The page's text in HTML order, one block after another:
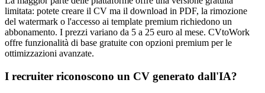
limitata: potete creare il CV ma il download in PDF, la rimozione
del watermark o l'accesso ai template premium richiedono un
abbonamento. I prezzi variano da 5 a 25 euro al mese. CVtoWork
offre funzionalità di base gratuite con opzioni premium per le
ottimizzazioni avanzate.
I recruiter riconoscono un CV generato dall'IA?